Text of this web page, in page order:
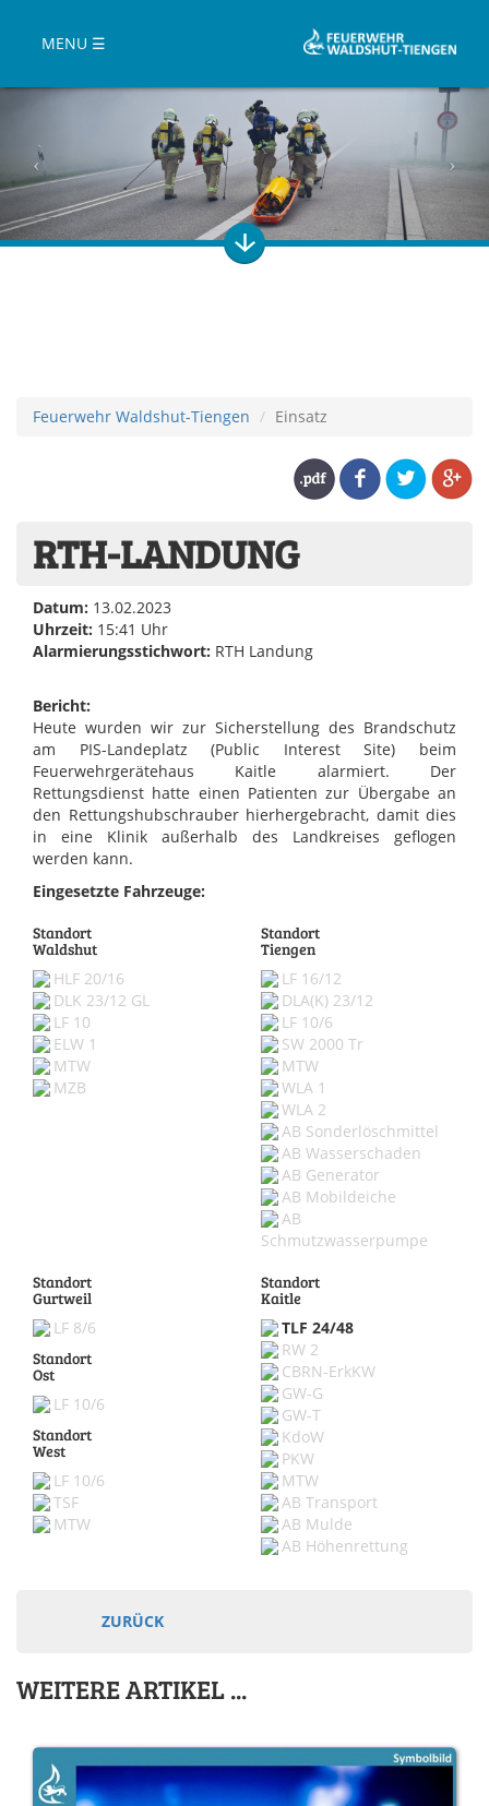
MENU ☰
Feuerwehr Waldshut-Tiengen Einsatz
RTH-LANDUNG
Datum: 13.02.2023
Uhrzeit: 15:41 Uhr
Alarmierungsstichwort: RTH Landung
Bericht:
Heute wurden wir zur Sicherstellung des Brandschutz
am PIS-Landeplatz (Public Interest Site) beim
Feuerwehrgerätehaus Kaitle alarmiert. Der
Rettungsdienst hatte einen Patienten zur Übergabe an
den Rettungshubschrauber hierhergebracht, damit dies
in eine Klinik außerhalb des Landkreises geflogen
werden kann.
Eingesetzte Fahrzeuge:
Standort
Waldshut
HLF 20/16
DLK 23/12 GL
LF 10
ELW 1
MTW
MZB
Standort
Tiengen
LF 16/12
DLA(K) 23/12
LF 10/6
SW 2000 Tr
MTW
WLA 1
WLA 2
AB Sonderlöschmittel
AB Wasserschaden
AB Generator
AB Mobildeiche
AB
Schmutzwasserpumpe
Standort
Gurtweil
LF 8/6
Standort
Ost
LF 10/6
Standort
West
LF 10/6
TSF
MTW
Standort
Kaitle
TLF 24/48
RW 2
CBRN-ErkKW
GW-G
GW-T
KdoW
PKW
MTW
AB Transport
AB Mulde
AB Höhenrettung
ZURÜCK
WEITERE ARTIKEL ...